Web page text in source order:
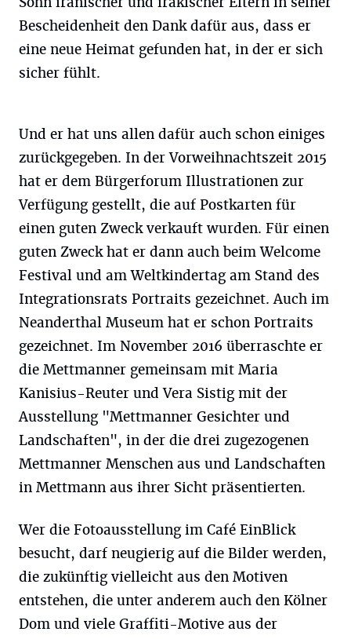
Bescheidenheit den Dank dafür aus, dass er
eine neue Heimat gefunden hat, in der er sich
sicher fühlt.
Und er hat uns allen dafür auch schon einiges
zurückgegeben. In der Vorweihnachtszeit 2015
hat er dem Bürgerforum Illustrationen zur
Verfügung gestellt, die auf Postkarten für
einen guten Zweck verkauft wurden. Für einen
guten Zweck hat er dann auch beim Welcome
Festival und am Weltkindertag am Stand des
Integrationsrats Portraits gezeichnet. Auch im
Neanderthal Museum hat er schon Portraits
gezeichnet. Im November 2016 überraschte er
die Mettmanner gemeinsam mit Maria
Kanisius-Reuter und Vera Sistig mit der
Ausstellung "Mettmanner Gesichter und
Landschaften", in der die drei zugezogenen
Mettmanner Menschen aus und Landschaften
in Mettmann aus ihrer Sicht präsentierten.
Wer die Fotoausstellung im Café EinBlick
besucht, darf neugierig auf die Bilder werden,
die zukünftig vielleicht aus den Motiven
entstehen, die unter anderem auch den Kölner
Dom und viele Graffiti-Motive aus der